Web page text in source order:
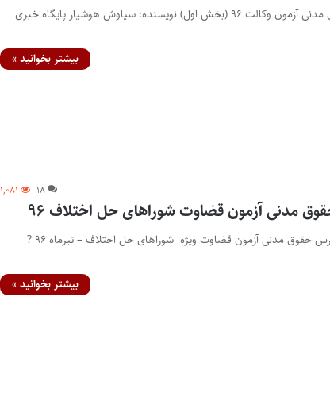
بررسی تحلیلی پرسش‌های درس حقوق مدنی آزمون وکالت ۹۶ (بخش اول) نویسنده: سیاوش هوشیار پایگاه خبری
بیشتر بخوانید »
۱۸ ۱,۰۸۱
مدنی آزمون قضاوت شوراهای حل اختلاف ۹۶
دانلود سؤالات و پاسخنامه تشریحی درس حقوق مدنی آزمون قضاوت ویژه شوراهای حل اختلاف – تیرماه ۹۶ ?
بیشتر بخوانید »